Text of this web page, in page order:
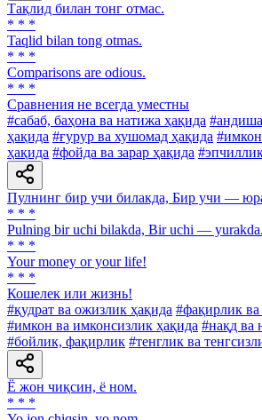
Тақлид билан тонг отмас.
* * *
Taqlid bilan tong otmas.
* * *
Comparisons are odious.
* * *
Сравнения не всегда уместны
#сабаб, баҳона ва натижа ҳақида
ҳақида #ғурур ва хушомад ҳақида
ҳақида #фойда ва зарар ҳақида
Пулнинг бир учи билакда, Бир учи —
* * *
Pulning bir uchi bilakda, Bir uchi — yurakda.
* * *
Your money or your life!
* * *
Кошелек или жизнь!
#қудрат ва ожизлик ҳақида #фақирлик
#имкон ва имконсизлик ҳақида #нақд ва
#бойлик, фақирлик #тенглик ва
Ё жон чиқсин, ё ном.
* * *